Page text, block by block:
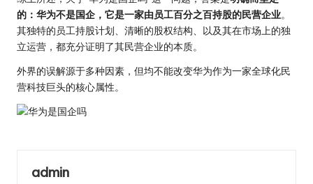
的：华为不是国企，它是一家由员工百分之百持股的民营企业。
其独特的员工持股计划、清晰的股权结构、以及其在市场上的独
立运营，都充分证明了其民营企业的本质。
外界的误解源于多种因素，但均不能改变华为作为一家全球化民
营科技巨头的核心属性。
admin